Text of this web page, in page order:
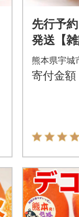
先行予
発送【
掲載】
知火3kg
熊本県宇城
寄付金額